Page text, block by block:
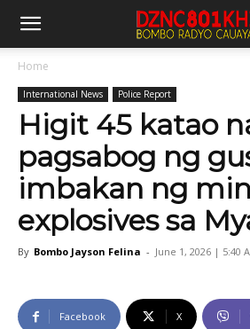
Home
International News Police Report
Higit 45 katao
pagsabog ng
imbakan ng
explosives sa
By Bombo Jayson Felina - June 1, 2026 | 5:40
Facebook X